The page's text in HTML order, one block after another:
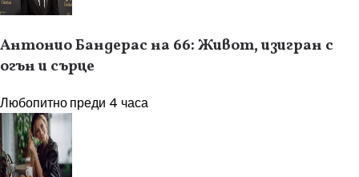
Антонио Бандерас на 66: Живот, изигран с
огън и сърце
Любопитнопреди 4 часа